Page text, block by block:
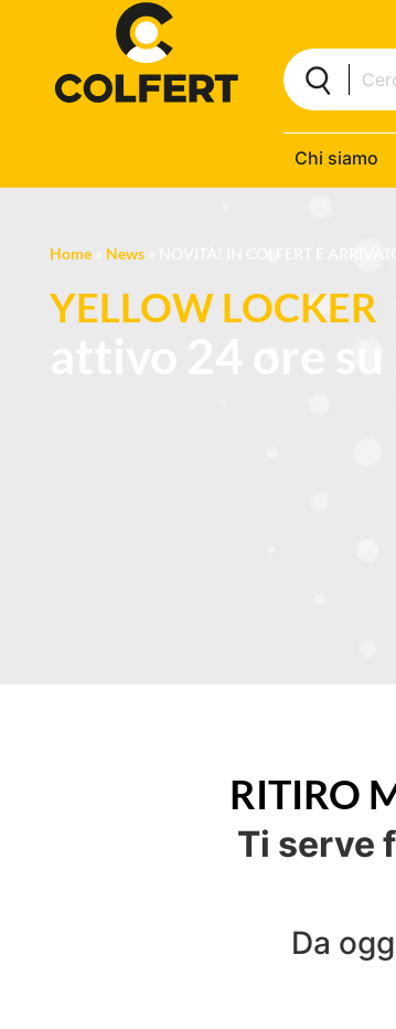
Chi siamo
Home News
YELLOW LOCKER
attivo 24 ore
RITIRO
Ti serve
Da